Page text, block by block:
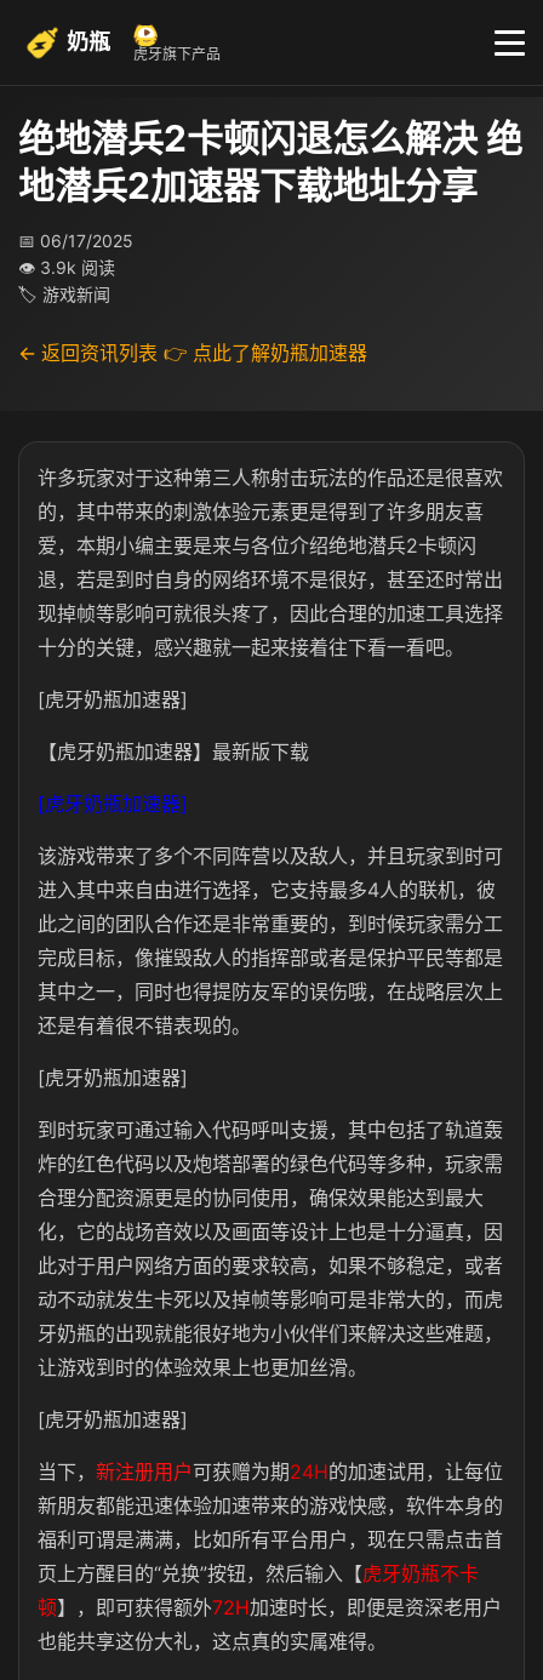
奶瓶 虎牙旗下产品
绝地潜兵2卡顿闪退怎么解决 绝
地潜兵2加速器下载地址分享
📅 06/17/2025
👁 3.9k 阅读
🏷 游戏新闻
← 返回资讯列表 👉 点此了解奶瓶加速器
许多玩家对于这种第三人称射击玩法的作品还是很喜欢
的，其中带来的刺激体验元素更是得到了许多朋友喜
爱，本期小编主要是来与各位介绍绝地潜兵2卡顿闪
退，若是到时自身的网络环境不是很好，甚至还时常出
现掉帧等影响可就很头疼了，因此合理的加速工具选择
十分的关键，感兴趣就一起来接着往下看一看吧。
[虎牙奶瓶加速器]
【虎牙奶瓶加速器】最新版下载
[虎牙奶瓶加速器]
该游戏带来了多个不同阵营以及敌人，并且玩家到时可
进入其中来自由进行选择，它支持最多4人的联机，彼
此之间的团队合作还是非常重要的，到时候玩家需分工
完成目标，像摧毁敌人的指挥部或者是保护平民等都是
其中之一，同时也得提防友军的误伤哦，在战略层次上
还是有着很不错表现的。
[虎牙奶瓶加速器]
到时玩家可通过输入代码呼叫支援，其中包括了轨道轰
炸的红色代码以及炮塔部署的绿色代码等多种，玩家需
合理分配资源更是的协同使用，确保效果能达到最大
化，它的战场音效以及画面等设计上也是十分逼真，因
此对于用户网络方面的要求较高，如果不够稳定，或者
动不动就发生卡死以及掉帧等影响可是非常大的，而虎
牙奶瓶的出现就能很好地为小伙伴们来解决这些难题，
让游戏到时的体验效果上也更加丝滑。
[虎牙奶瓶加速器]
当下， 新注册用户可获赠为期24H的加速试用，让每位
新朋友都能迅速体验加速带来的游戏快感，软件本身的
福利可谓是满满，比如所有平台用户，现在只需点击首
页上方醒目的“兑换”按钮，然后输入【虎牙奶瓶不卡
顿】，即可获得额外72H加速时长，即便是资深老用户
也能共享这份大礼，这点真的实属难得。